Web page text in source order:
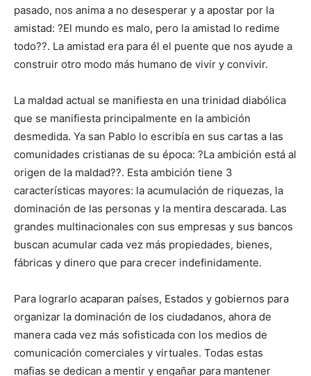
pasado, nos anima a no desesperar y a apostar por la
amistad: ?El mundo es malo, pero la amistad lo redime
todo??. La amistad era para él el puente que nos ayude a
construir otro modo más humano de vivir y convivir.
La maldad actual se manifiesta en una trinidad diabólica
que se manifiesta principalmente en la ambición
desmedida. Ya san Pablo lo escribía en sus cartas a las
comunidades cristianas de su época: ?La ambición está al
origen de la maldad??. Esta ambición tiene 3
características mayores: la acumulación de riquezas, la
dominación de las personas y la mentira descarada. Las
grandes multinacionales con sus empresas y sus bancos
buscan acumular cada vez más propiedades, bienes,
fábricas y dinero que para crecer indefinidamente.
Para lograrlo acaparan países, Estados y gobiernos para
organizar la dominación de los ciudadanos, ahora de
manera cada vez más sofisticada con los medios de
comunicación comerciales y virtuales. Todas estas
mafias se dedican a mentir y engañar para mantener